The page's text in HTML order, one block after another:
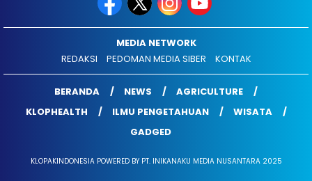
MEDIA NETWORK
REDAKSI
PEDOMAN MEDIA SIBER KONTAK
BERANDA NEWS
AGRICULTURE
KLOPHEALTH
ILMU PENGETAHUAN
WISATA
GADGED
KLOPAKINDONESIA POWERED BY PT. INIKANAKU MEDIA NUSANTARA 2025